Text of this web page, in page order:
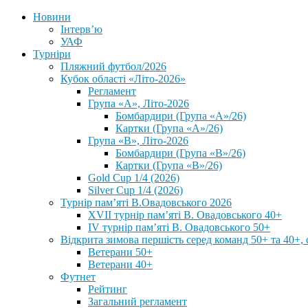
Новини
Інтерв’ю
УАФ
Турніри
Пляжний футбол/2026
Кубок області «Літо-2026»
Регламент
Група «А», Літо-2026
Бомбардири (Група «А»/26)
Картки (Група «А»/26)
Група «В», Літо-2026
Бомбардири (Група «В»/26)
Картки (Група «В»/26)
Gold Cup 1/4 (2026)
Silver Cup 1/4 (2026)
Турнір пам’яті В.Овадовського 2026
XVII турнір пам’яті В. Овадовського 40+
IV турнір пам’яті В. Овадовського 50+
Відкрита зимова першість серед команд 50+ та 40+,
Ветерани 50+
Ветерани 40+
Футнет
Рейтинг
Загальний регламент